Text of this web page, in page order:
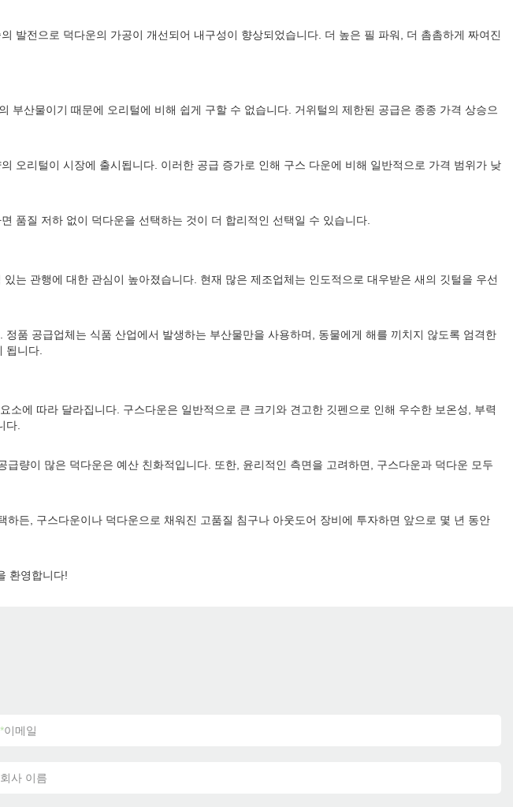
발전으로 덕다운의 가공이 개선되어 내구성이 향상되었습니다. 더 높은 필 파워, 더 촘촘하게 짜여진
산물이기 때문에 오리털에 비해 쉽게 구할 수 없습니다. 거위털의 제한된 공급은 종종 가격 상승으
오리털이 시장에 출시됩니다. 이러한 공급 증가로 인해 구스 다운에 비해 일반적으로 가격 범위가 낮
품질 저하 없이 덕다운을 선택하는 것이 더 합리적인 선택일 수 있습니다.
는 관행에 대한 관심이 높아졌습니다. 현재 많은 제조업체는 인도적으로 대우받은 새의 깃털을 우선
품 공급업체는 식품 산업에서 발생하는 부산물만을 사용하며, 동물에게 해를 끼치지 않도록 엄격한
됩니다.
에 따라 달라집니다. 구스다운은 일반적으로 큰 크기와 견고한 깃펜으로 인해 우수한 보온성, 부력
다.
량이 많은 덕다운은 예산 친화적입니다. 또한, 윤리적인 측면을 고려하면, 구스다운과 덕다운 모두
든, 구스다운이나 덕다운으로 채워진 고품질 침구나 아웃도어 장비에 투자하면 앞으로 몇 년 동안
환영합니다!
*이메일
회사 이름